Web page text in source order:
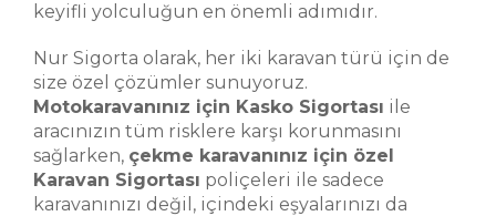
keyifli yolculuğun en önemli adımıdır.
Nur Sigorta olarak, her iki karavan türü için de
size özel çözümler sunuyoruz.
Motokaravanınız için Kasko Sigortası ile
aracınızın tüm risklere karşı korunmasını
sağlarken, çekme karavanınız için özel
Karavan Sigortası poliçeleri ile sadece
karavanınızı değil, içindeki eşyalarınızı da